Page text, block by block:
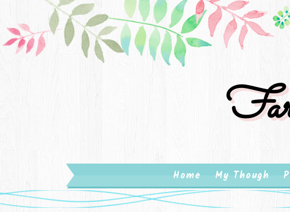
Home My Though